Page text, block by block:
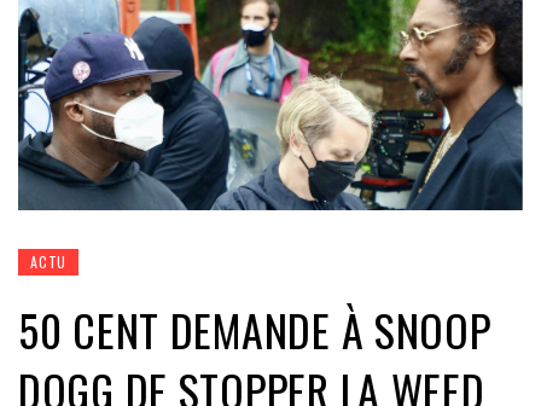
ACTU
50 CENT DEMANDE À SNOOP
DOGG DE STOPPER LA WEED